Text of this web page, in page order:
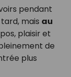
pendant
mais au
plaisir et
de
plus